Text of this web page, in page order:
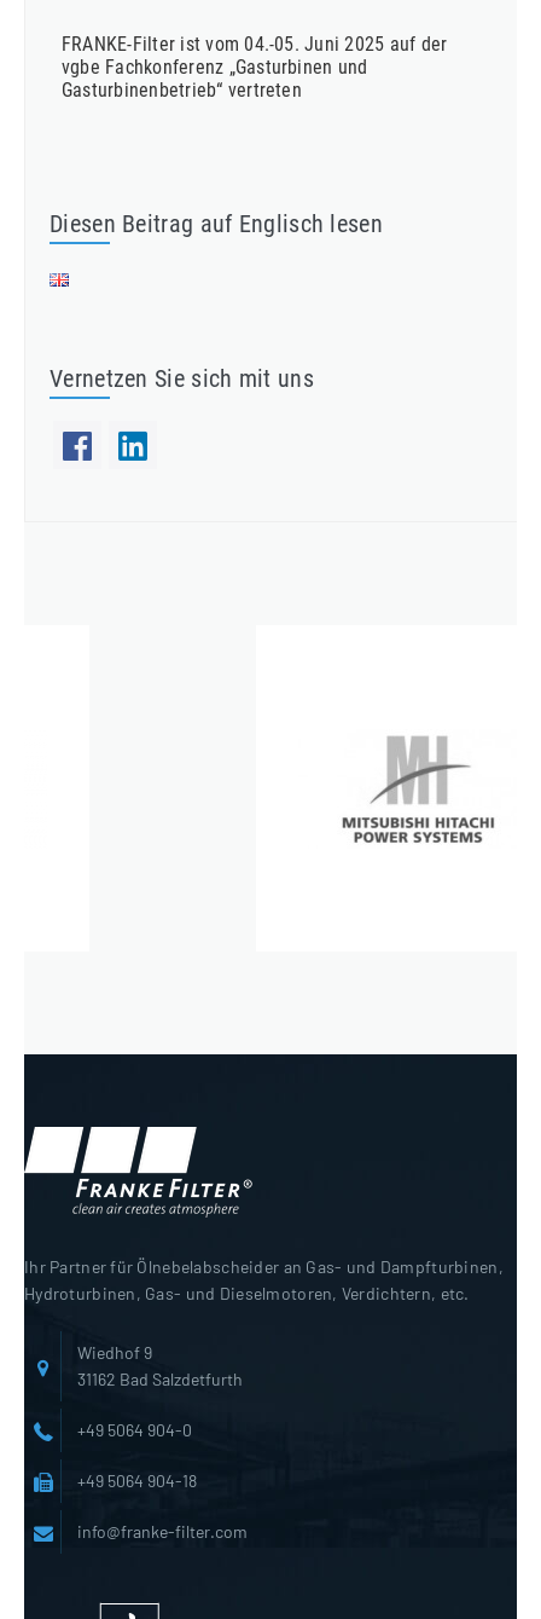
FRANKE-Filter ist vom 04.-05. Juni 2025 auf der
vgbe Fachkonferenz „Gasturbinen und
Gasturbinenbetrieb“ vertreten
Diesen Beitrag auf Englisch lesen
Vernetzen Sie sich mit uns
Ihr Partner für Ölnebelabscheider an Gas- und Dampfturbinen,
Hydroturbinen, Gas- und Dieselmotoren, Verdichtern, etc.
Wiedhof 9
31162 Bad Salzdetfurth
+49 5064 904-0
+49 5064 904-18
info@franke-filter.com